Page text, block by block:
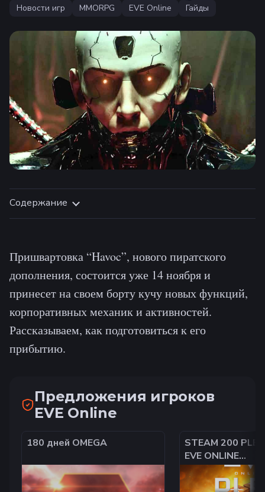
Новости игр
MMORPG EVE Online Гайды
Содержание
Пришвартовка “Havoc”, нового пиратского
дополнения, состоится уже 14 ноября и
принесет на своем борту кучу новых функций,
корпоративных механик и активностей.
Рассказываем, как подготовиться к его
прибытию.
Предложения игроков
EVE Online
180 дней OMEGA
STEAM 200
EVE ONLINE